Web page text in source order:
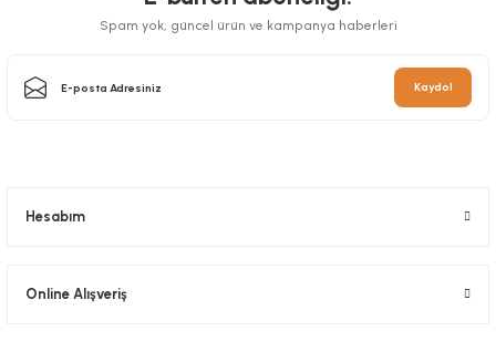
Spam yok, güncel ürün ve kampanya haberleri
Kaydol
Hesabım
Online Alışveriş